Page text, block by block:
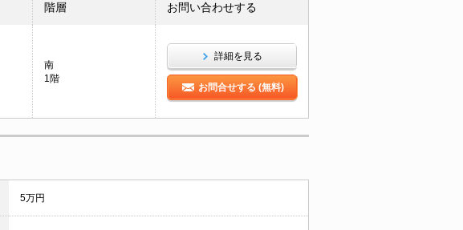
階層
お問い合わせする
南
1階
詳細を見る
お問合せする (無料)
5万円